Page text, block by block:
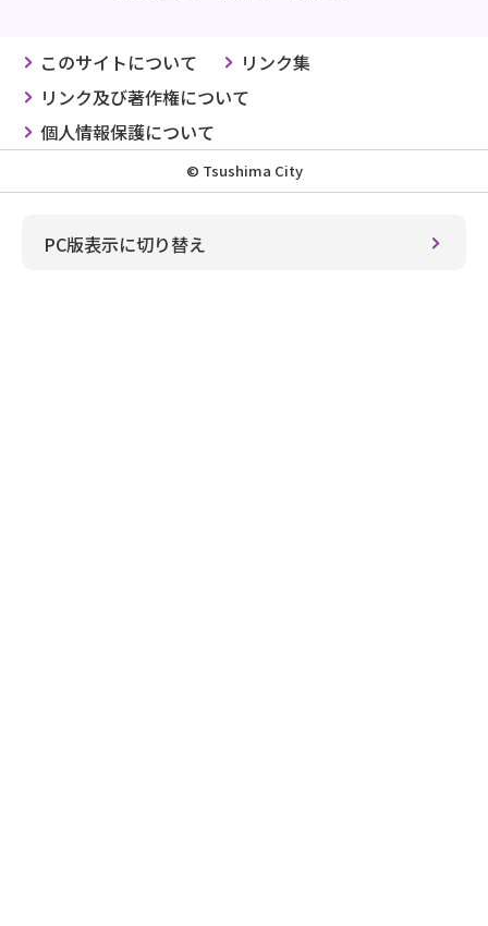
このサイトについて
リンク集
リンク及び著作権について
個人情報保護について
© Tsushima City
PC版表示に切り替え